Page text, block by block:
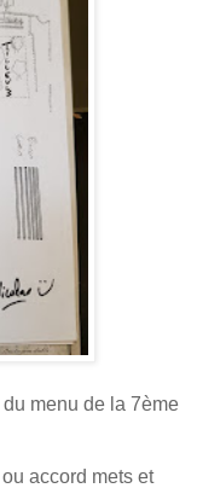
menu de la 7ème
accord mets et